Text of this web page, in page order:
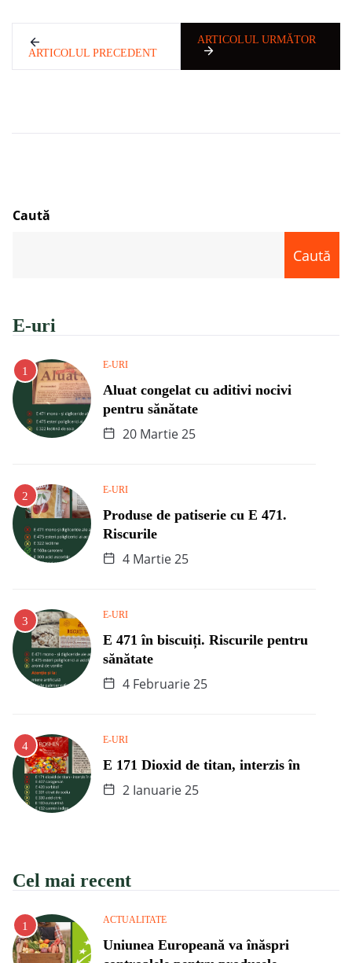
ARTICOLUL PRECEDENT
ARTICOLUL URMĂTOR
Caută
Caută
E-uri
E-URI
Aluat congelat cu aditivi nocivi
pentru sănătate
20 Martie 25
E-URI
Produse de patiserie cu E 471.
Riscurile
4 Martie 25
E-URI
E 471 în biscuiți. Riscurile pentru
sănătate
4 Februarie 25
E-URI
E 171 Dioxid de titan, interzis în
2 Ianuarie 25
Cel mai recent
ACTUALITATE
Uniunea Europeană va înăspri